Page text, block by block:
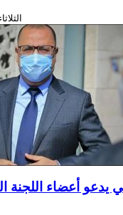
الثلاثاء، 29 جوان،
يدعو أعضاء اللجنة